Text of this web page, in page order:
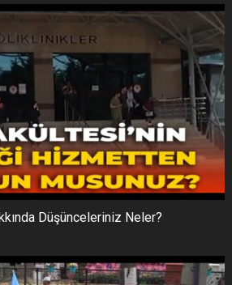
Düşünceleriniz Neler?